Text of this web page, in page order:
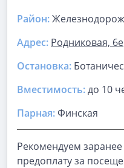
Район:
Адрес: Родниковая, 6е
Остановка:
Вместимость:до 10
Парная:Финская
Рекомендуем
предоплату за